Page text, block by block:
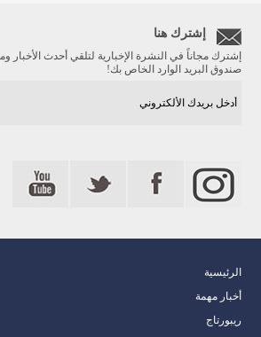
إشترك هنا
إشترك مجاناً في النشرة الإخبارية لتلقي أحدث
صندوق البريد الوارد الخاص بك!
الرئيسية
أخبار مهمة
ريبورتاج